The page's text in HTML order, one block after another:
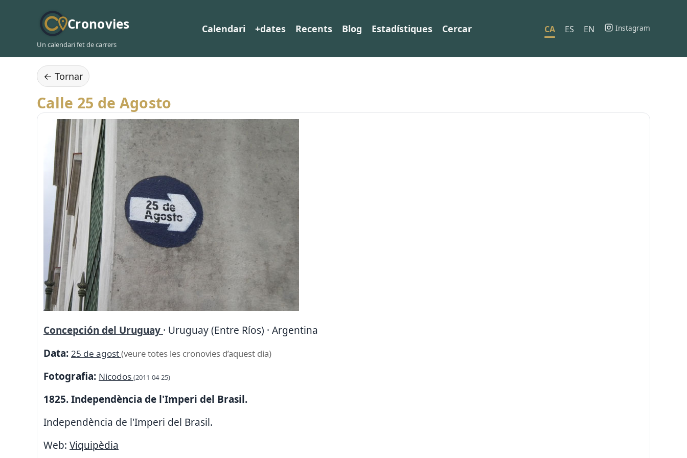
Cronovies
Un calendari fet de carrers
Calendari +dates Recents Blog Estadístiques Cercar CA ES EN Instagram
← Tornar
Calle 25 de Agosto
Concepción del Uruguay · Uruguay (Entre Ríos) · Argentina
Data: 25 de agost(veure totes les cronovies d’aquest dia)
Fotografia: Nicodos (2011-04-25)
1825. Independència de l'Imperi del Brasil.
Independència de l'Imperi del Brasil.
Web: Viquipèdia